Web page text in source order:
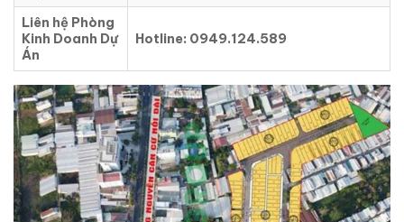
Liên hệ Phòng
Kinh Doanh Dự
Án
Hotline: 0949.124.589